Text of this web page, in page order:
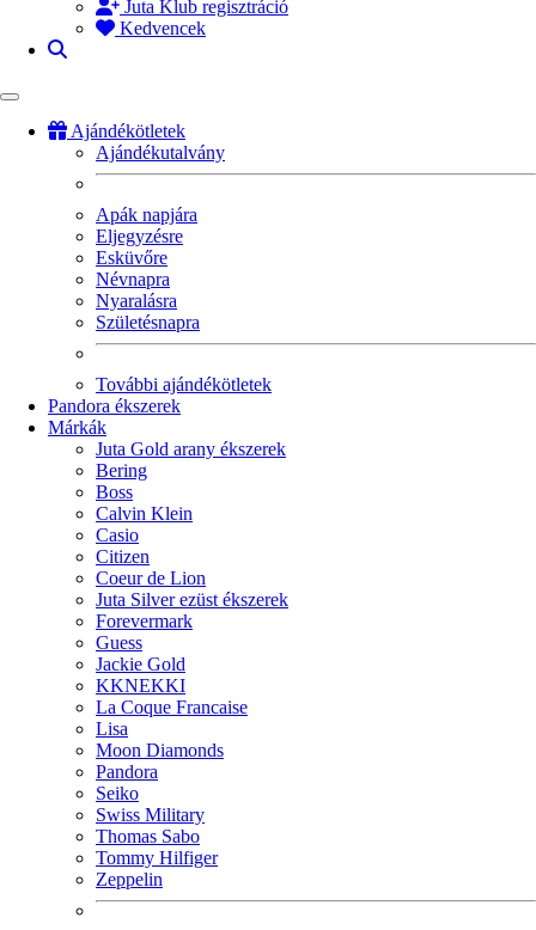
Juta Klub regisztráció
Kedvencek
Ajándékötletek
Ajándékutalvány
Apák napjára
Eljegyzésre
Esküvőre
Névnapra
Nyaralásra
Születésnapra
További ajándékötletek
Pandora ékszerek
Márkák
Juta Gold arany ékszerek
Bering
Boss
Calvin Klein
Casio
Citizen
Coeur de Lion
Juta Silver ezüst ékszerek
Forevermark
Guess
Jackie Gold
KKNEKKI
La Coque Francaise
Lisa
Moon Diamonds
Pandora
Seiko
Swiss Military
Thomas Sabo
Tommy Hilfiger
Zeppelin